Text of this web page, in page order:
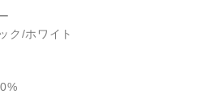
ク/ホワイト